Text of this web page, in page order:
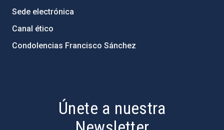
Sede electrónica
Canal ético
Condolencias Francisco Sánchez
Únete a nuestra